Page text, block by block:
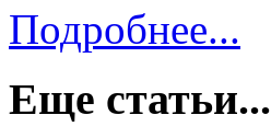
Подробнее...
Еще статьи...